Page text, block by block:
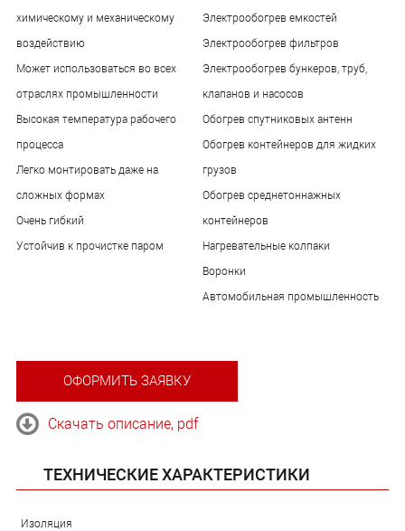
химическому и механическому
воздействию
Может использоваться во всех
отраслях промышленности
Высокая температура рабочего
процесса
Легко монтировать даже на
сложных формах
Очень гибкий
Устойчив к прочистке паром
Электрообогрев емкостей
Электрообогрев фильтров
Электрообогрев бункеров, труб,
клапанов и насосов
Обогрев спутниковых антенн
Обогрев контейнеров для жидких
грузов
Обогрев среднетоннажных
контейнеров
Нагревательные колпаки
Воронки
Автомобильная промышленность
ОФОРМИТЬ ЗАЯВКУ
Скачать описание, pdf
ТЕХНИЧЕСКИЕ ХАРАКТЕРИСТИКИ
Изоляция